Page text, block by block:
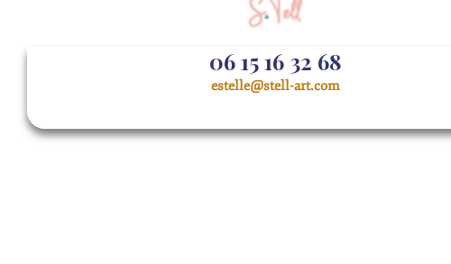
06 15 16 32 68
estelle@stell-art.com